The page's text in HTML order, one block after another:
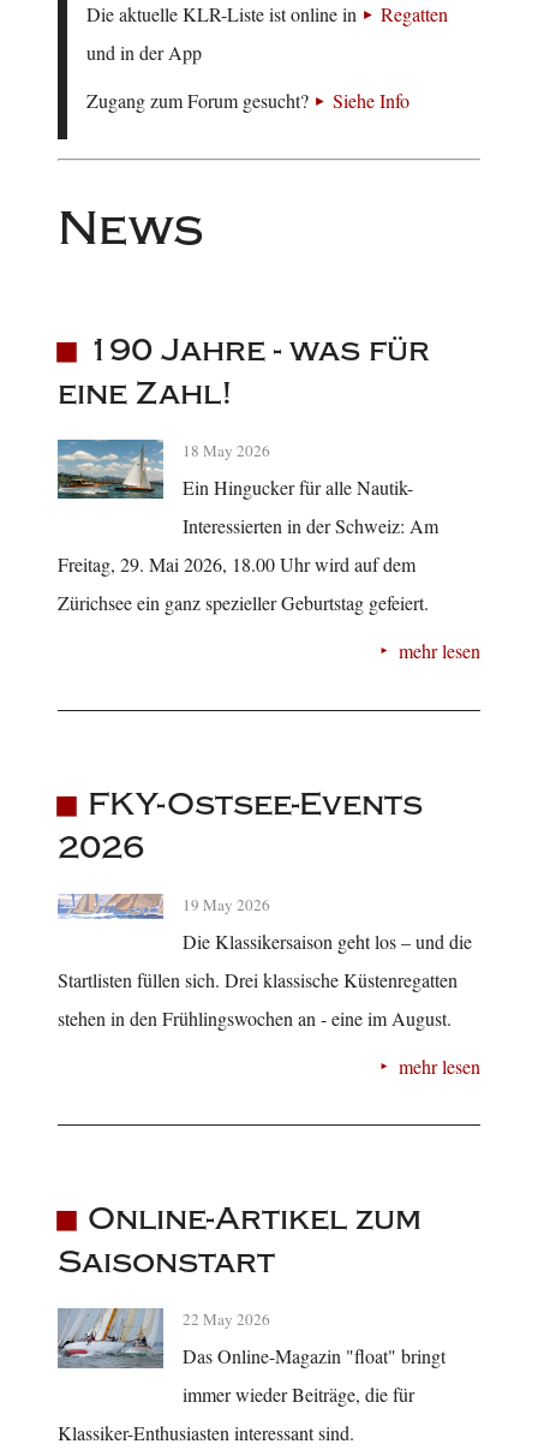
Die aktuelle KLR-Liste ist online in
Regatten
und in der App
Zugang zum Forum gesucht?
Siehe Info
News
190 Jahre - was für
eine Zahl!
18 May 2026
Ein Hingucker für alle Nautik-
Interessierten in der Schweiz: Am
Freitag, 29. Mai 2026, 18.00 Uhr wird auf dem
Zürichsee ein ganz spezieller Geburtstag gefeiert.
mehr lesen
FKY-Ostsee-Events
2026
19 May 2026
Die Klassikersaison geht los – und die
Startlisten füllen sich. Drei klassische Küstenregatten
stehen in den Frühlingswochen an - eine im August.
mehr lesen
Online-Artikel zum
Saisonstart
22 May 2026
Das Online-Magazin "float" bringt
immer wieder Beiträge, die für
Klassiker-Enthusiasten interessant sind.